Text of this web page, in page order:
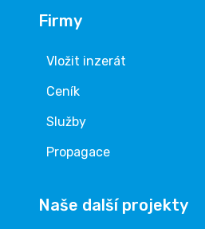
Firmy
Vložit inzerát
Ceník
Služby
Propagace
Naše další projekty